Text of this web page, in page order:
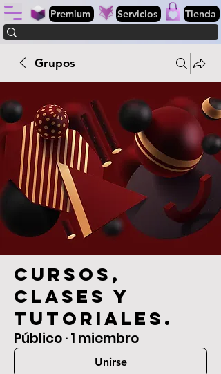
Premium Servicios Tienda
Grupos
Cursos,
clases y
tutoriales.
Público·1 miembro
Unirse